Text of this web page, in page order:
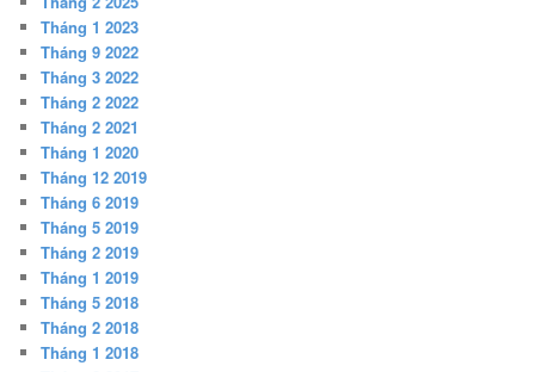
Tháng 1 2023
Tháng 9 2022
Tháng 3 2022
Tháng 2 2022
Tháng 2 2021
Tháng 1 2020
Tháng 12 2019
Tháng 6 2019
Tháng 5 2019
Tháng 2 2019
Tháng 1 2019
Tháng 5 2018
Tháng 2 2018
Tháng 1 2018